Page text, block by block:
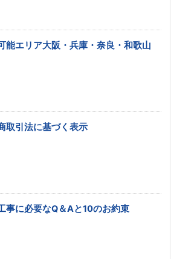
能エリア大阪・兵庫・奈良・和歌山
取引法に基づく表示
事に必要なQ＆Aと10のお約束